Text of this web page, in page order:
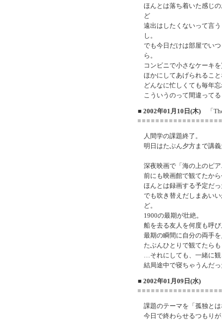
ほんとは落ち着いた感じ
ど
遠出はしたくないって言
し。
でも今日だけは部屋でい
ら。
コンビニで小さなケーキ
ほかにしてあげられるこ
どんなに忙しくても毎年
こういうのって間違って
■ 2002年01月10日(木) 「
人間学の課題終了。
明日はたぶん夕方まで講
深夜映画で「海の上のピ
前にも映画館で観てたか
ほんとは録画する予定だ
でも吹き替えだしまあい
ど。
1900の最期が壮絶。
船を去る友人を何度も呼
最期の瞬間に自分の両手
たぶんひとりで観てたら
…それにしても、一緒に
結局途中で寝ちゃうんだ
■ 2002年01月09日(水)
課題のテーマを「孤独と
今日で終わらせるつもり